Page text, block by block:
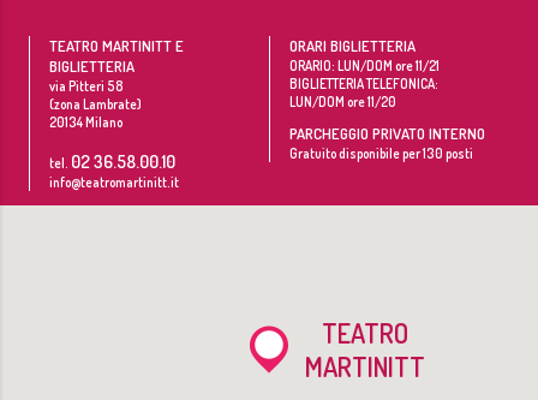
TEATRO MARTINITT E
BIGLIETTERIA
via Pitteri 58
(zona Lambrate)
20134Milano
tel. 02 36.58.00.10
info@teatromartinitt.it
ORARI BIGLIETTERIA
ORARIO: LUN/DOM ore 11/21
BIGLIETTERIA TELEFONICA:
LUN/DOM ore 11/20
PARCHEGGIO PRIVATO INTERNO
Gratuito disponibile per 130 posti
TEATRO
MARTINITT